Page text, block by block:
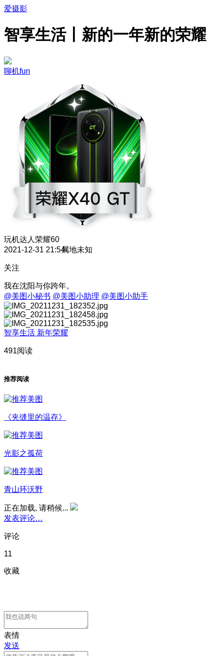
爱摄影
智享生活丨新的一年新的荣耀
聊机fun
玩机达人 荣耀60
2021-12-31 21:54属地未知
关注
我在沈阳与你跨年。
@美图小秘书 @美图小助理 @美图小助手
智享生活 新年荣耀
491阅读
推荐阅读
《夹缝里的温存》
光影之孤荷
青山环沃野
正在加载, 请稍候...
发表评论…
评论
11
收藏
表情
发送